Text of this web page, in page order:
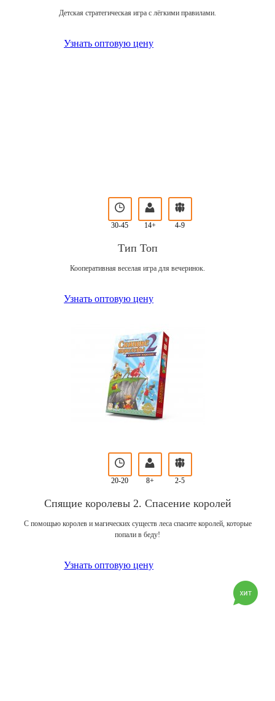
Детская стратегическая игра с лёгкими правилами.
Узнать оптовую цену
30-45 14+ 4-9
Тип Топ
Кооперативная веселая игра для вечеринок.
Узнать оптовую цену
20-20 8+ 2-5
Спящие королевы 2. Спасение королей
С помощью королев и магических существ леса спасите королей, которые
попали в беду!
Узнать оптовую цену